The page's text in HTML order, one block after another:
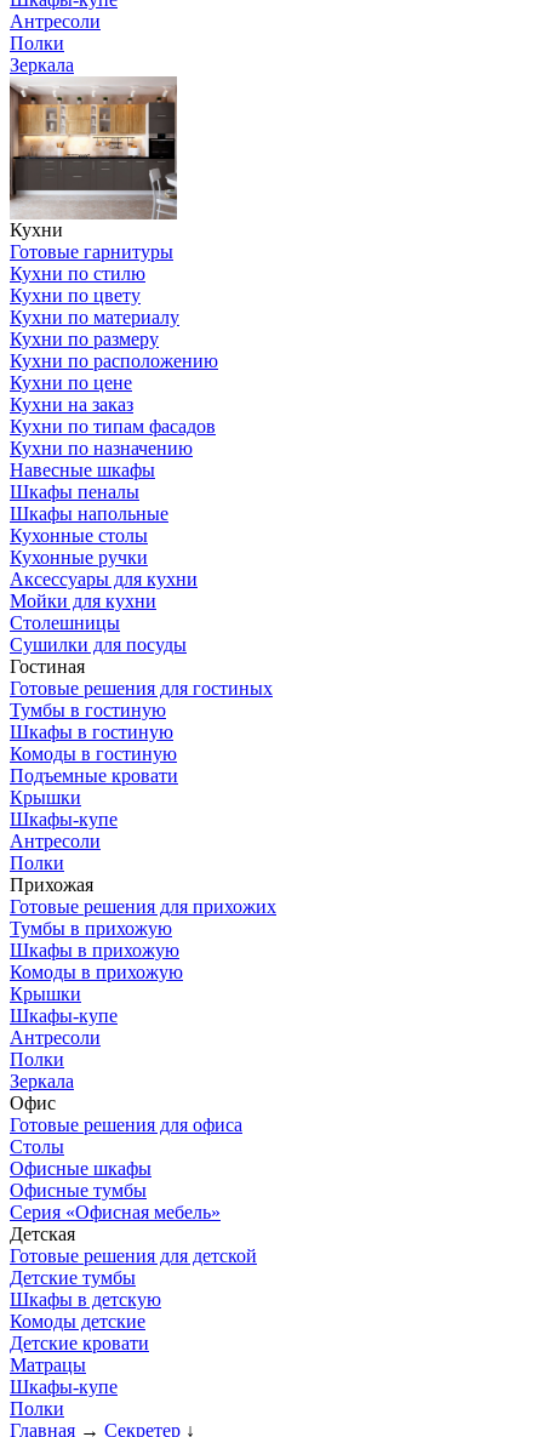
Антресоли
Полки
Зеркала
Кухни
Готовые гарнитуры
Кухни по стилю
Кухни по цвету
Кухни по материалу
Кухни по размеру
Кухни по расположению
Кухни по цене
Кухни на заказ
Кухни по типам фасадов
Кухни по назначению
Навесные шкафы
Шкафы пеналы
Шкафы напольные
Кухонные столы
Кухонные ручки
Аксессуары для кухни
Мойки для кухни
Столешницы
Сушилки для посуды
Гостиная
Готовые решения для гостиных
Тумбы в гостиную
Шкафы в гостиную
Комоды в гостиную
Подъемные кровати
Крышки
Шкафы-купе
Антресоли
Полки
Прихожая
Готовые решения для прихожих
Тумбы в прихожую
Шкафы в прихожую
Комоды в прихожую
Крышки
Шкафы-купе
Антресоли
Полки
Зеркала
Офис
Готовые решения для офиса
Столы
Офисные шкафы
Офисные тумбы
Серия «Офисная мебель»
Детская
Готовые решения для детской
Детские тумбы
Шкафы в детскую
Комоды детские
Детские кровати
Матрацы
Шкафы-купе
Полки
Главная → Секретер ↓